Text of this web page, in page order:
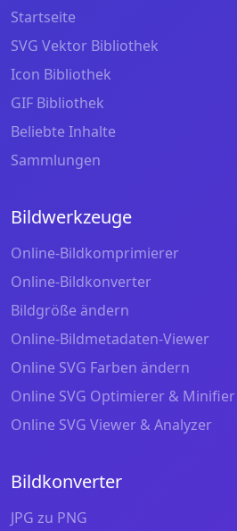
Startseite
SVG Vektor Bibliothek
Icon Bibliothek
GIF Bibliothek
Beliebte Inhalte
Sammlungen
Bildwerkzeuge
Online-Bildkomprimierer
Online-Bildkonverter
Bildgröße ändern
Online-Bildmetadaten-Viewer
Online SVG Farben ändern
Online SVG Optimierer & Minifier
Online SVG Viewer & Analyzer
Bildkonverter
JPG zu PNG